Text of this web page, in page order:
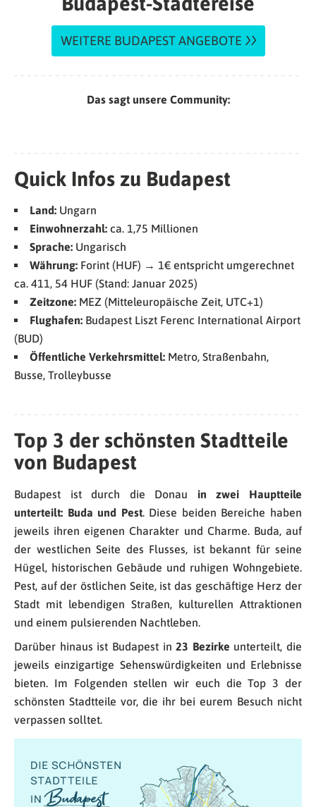
WEITERE BUDAPEST ANGEBOTE
Das sagt unsere Community:
Quick Infos zu Budapest
Land: Ungarn
Einwohnerzahl: ca. 1,75 Millionen
Sprache: Ungarisch
Währung: Forint (HUF) → 1€ entspricht umgerechnet
ca. 411, 54 HUF (Stand: Januar 2025)
Zeitzone: MEZ (Mitteleuropäische Zeit, UTC+1)
Flughafen: Budapest Liszt Ferenc International Airport
(BUD)
Öffentliche Verkehrsmittel: Metro, Straßenbahn,
Busse, Trolleybusse
Top 3 der schönsten Stadtteile
von Budapest
Budapest ist durch die Donau in zwei Hauptteile
unterteilt: Buda und Pest. Diese beiden Bereiche haben
jeweils ihren eigenen Charakter und Charme. Buda, auf
der westlichen Seite des Flusses, ist bekannt für seine
Hügel, historischen Gebäude und ruhigen Wohngebiete.
Pest, auf der östlichen Seite, ist das geschäftige Herz der
Stadt mit lebendigen Straßen, kulturellen Attraktionen
und einem pulsierenden Nachtleben.
Darüber hinaus ist Budapest in23 Bezirke unterteilt, die
jeweils einzigartige Sehenswürdigkeiten und Erlebnisse
bieten. Im Folgenden stellen wir euch die Top 3 der
schönsten Stadtteile vor, die ihr bei eurem Besuch nicht
verpassen solltet.